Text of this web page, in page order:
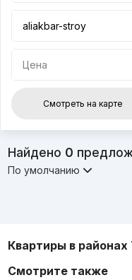
Цена
Смотреть на карте
Найдено 0
По умолчанию
Квартиры в
Смотрите также